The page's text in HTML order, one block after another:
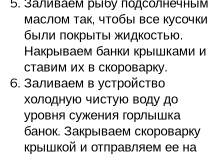
маслом так, чтобы все кусочки
были покрыты жидкостью.
Накрываем банки крышками и
ставим их в скороварку.
Заливаем в устройство
холодную чистую воду до
уровня сужения горлышка
банок. Закрываем скороварку
крышкой и отправляем ее на